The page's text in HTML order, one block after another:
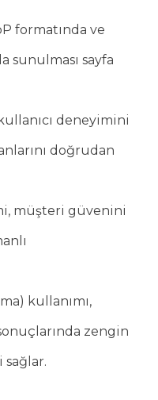
formatında ve
sunulması sayfa
deneyimini
doğrudan
müşteri güvenini
kullanımı,
zengin